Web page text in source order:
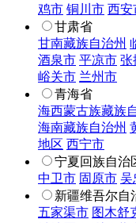
鸡市 铜川市 西安
甘肃省
甘南藏族自治州
酒泉市 平凉市 张
峪关市 兰州市
青海省
海西蒙古族藏族
海南藏族自治州
地区 西宁市
宁夏回族自治
中卫市 固原市 吴
新疆维吾尔自
五家渠市 图木舒